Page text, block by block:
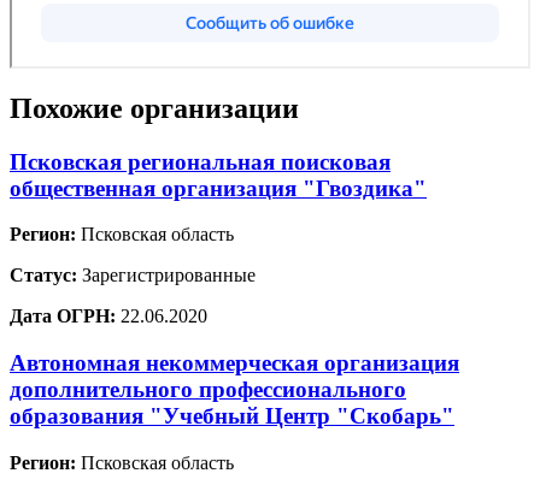
Похожие организации
Псковская региональная поисковая
общественная организация "Гвоздика"
Регион: Псковская область
Статус: Зарегистрированные
Дата ОГРН: 22.06.2020
Автономная некоммерческая организация
дополнительного профессионального
образования "Учебный Центр "Скобарь"
Регион: Псковская область